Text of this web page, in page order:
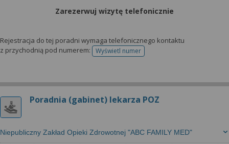
Zarezerwuj wizytę telefonicznie
Rejestracja do tej poradni wymaga telefonicznego kontaktu
z przychodnią pod numerem:
Wyświetl numertelefonu do rejestracji
Poradnia (gabinet) lekarza POZ
Niepubliczny Zakład Opieki Zdrowotnej "ABC FAMILY MED"